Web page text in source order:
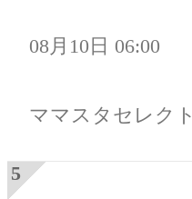
08月10日 06:00
ママスタセレクト